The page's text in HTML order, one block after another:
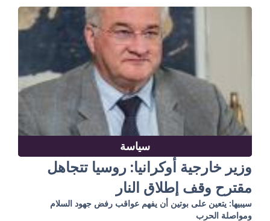
سياسة
وزير خارجية أوكرانيا: روسيا تتجاهل
مقترح وقف إطلاق النار
سيبيها: يتعين على بوتين أن يفهم عواقب رفض جهود السلام
ومواصلة الحرب